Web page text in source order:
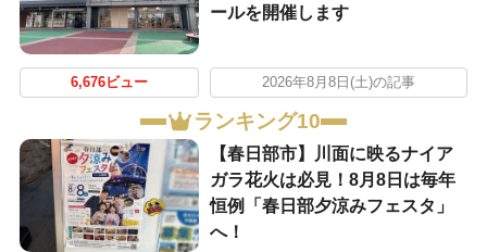
ールを開催します
6,676ビュー 2026年8月8日(土)の記事
ランキング10
【春日部市】川面に映るナイア
ガラ花火は必見！8月8日は毎年
恒例「春日部夕涼みフェスタ」
へ！